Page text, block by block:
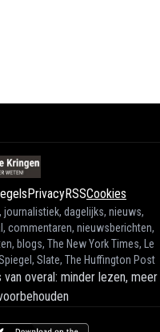
PrivacyRSSCookies
journalistiek, dagelijks, nieuws,
commentaren, nieuwsberichten,
blogs, The New York Times, Le
Slate, The Huffington Post
overal: minder lezen, meer